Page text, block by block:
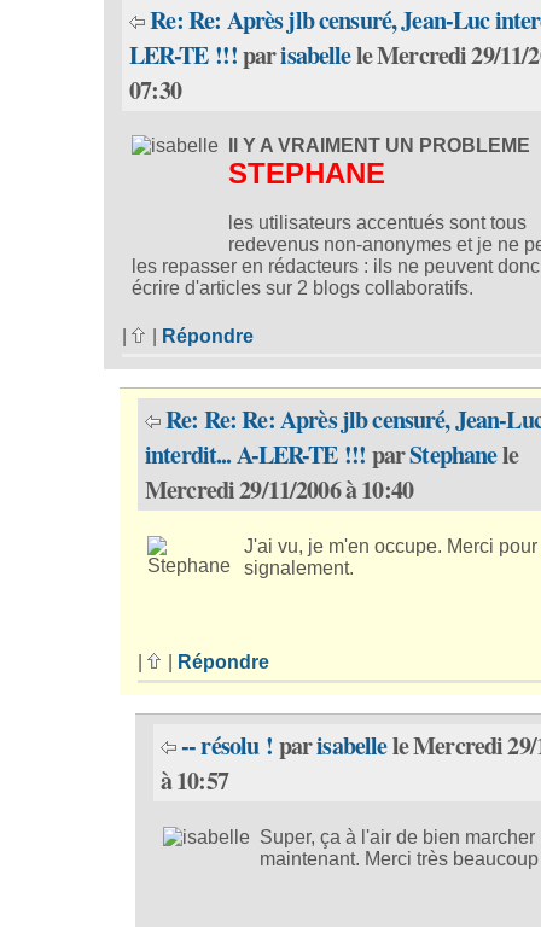
Re: Re: Après jlb censuré, Jean-Luc
LER-TE !!!parisabellele Mercredi 29/11/
07:30
Il Y A VRAIMENT UN PROBLEME
STEPHANE
les utilisateurs accentués sont tous
redevenus non-anonymes et je ne
les repasser en rédacteurs : ils ne peuvent
écrire d'articles sur 2 blogs collaboratifs.
| Répondre
Re: Re: Re: Après jlb censuré, Jean-
interdit... A-LER-TE !!! parStephanele
Mercredi 29/11/2006 à 10:40
J'ai vu, je m'en occupe. Merci
signalement.
Répondre
-- résolu ! parisabellele Mercredi 29/
à 10:57
Super, ça à l'air de bien marcher
maintenant. Merci très beaucoup